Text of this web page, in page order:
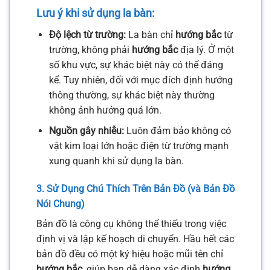
Lưu ý khi sử dụng la bàn:
Độ lệch từ trường:La bàn chỉ hướng bắctừ
trường, không phải hướng bắcđịa lý. Ở một
số khu vực, sự khác biệt này có thể đáng
kể. Tuy nhiên, đối với mục đích định hướng
thông thường, sự khác biệt này thường
không ảnh hưởng quá lớn.
Nguồn gây nhiễu:Luôn đảm bảo không có
vật kim loại lớn hoặc điện từ trường mạnh
xung quanh khi sử dụng la bàn.
3. Sử Dụng Chú Thích Trên Bản Đồ (và Bản Đồ
Nói Chung)
Bản đồ là công cụ không thể thiếu trong việc
định vị và lập kế hoạch di chuyển. Hầu hết các
bản đồ đều có một ký hiệu hoặc mũi tên chỉ